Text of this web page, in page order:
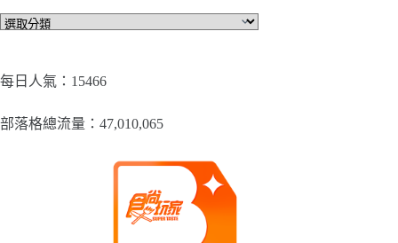
文
類
每日人氣：15466
部落格總流量：​47,010,065